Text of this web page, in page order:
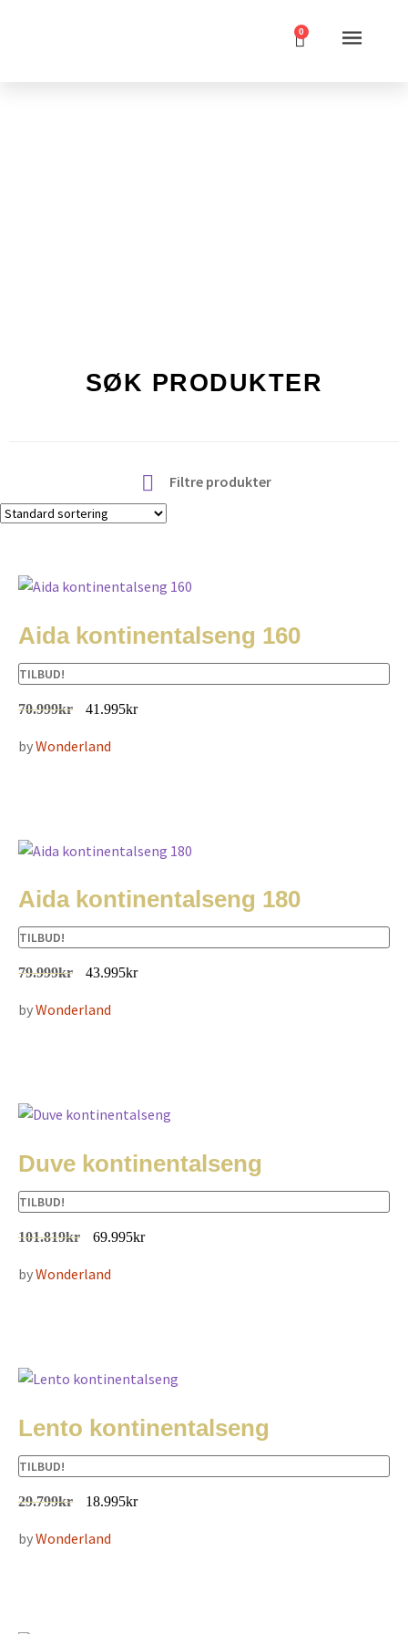
0
SØK PRODUKTER
Filtre produkter
Aida kontinentalseng 160
TILBUD!
70.999kr 41.995kr
byWonderland
Aida kontinentalseng 180
TILBUD!
79.999kr 43.995kr
byWonderland
Duve kontinentalseng
TILBUD!
101.819kr 69.995kr
byWonderland
Lento kontinentalseng
TILBUD!
29.799kr 18.995kr
byWonderland